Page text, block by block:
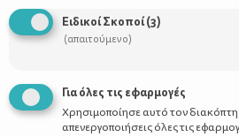
Προϊόντα
Ειδικοί Σκοποί(3)
(απαιτούμενο)
Για όλες τις εφαρμογές
Χρησιμοποίησε αυτό τον διακόπτη
απενεργοποιήσεις όλες τις